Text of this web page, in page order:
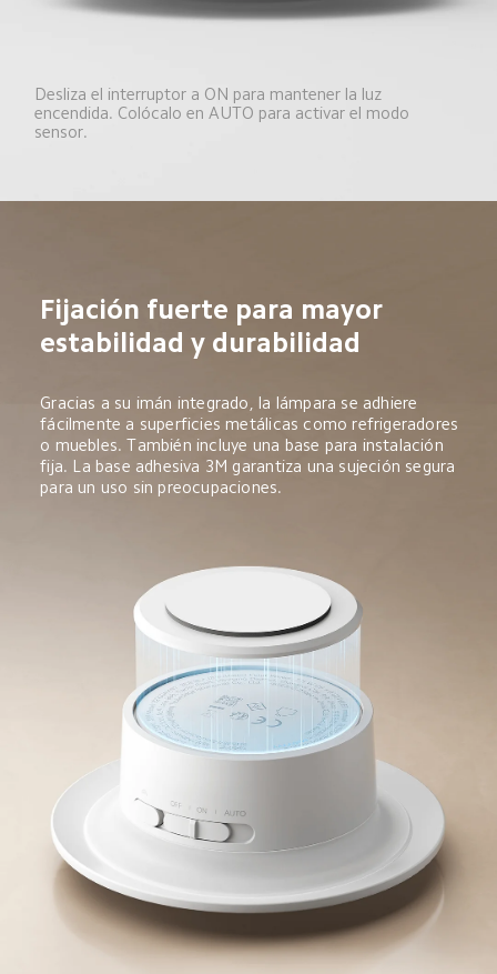
Desliza el interruptor a ON para mantener la luz
encendida. Colócalo en AUTO para activar el modo
sensor.
Fijación fuerte para mayor
estabilidad y durabilidad
Gracias a su imán integrado, la lámpara se adhiere
fácilmente a superficies metálicas como refrigeradores
o muebles. También incluye una base para instalación
fija. La base adhesiva 3M garantiza una sujeción segura
para un uso sin preocupaciones.